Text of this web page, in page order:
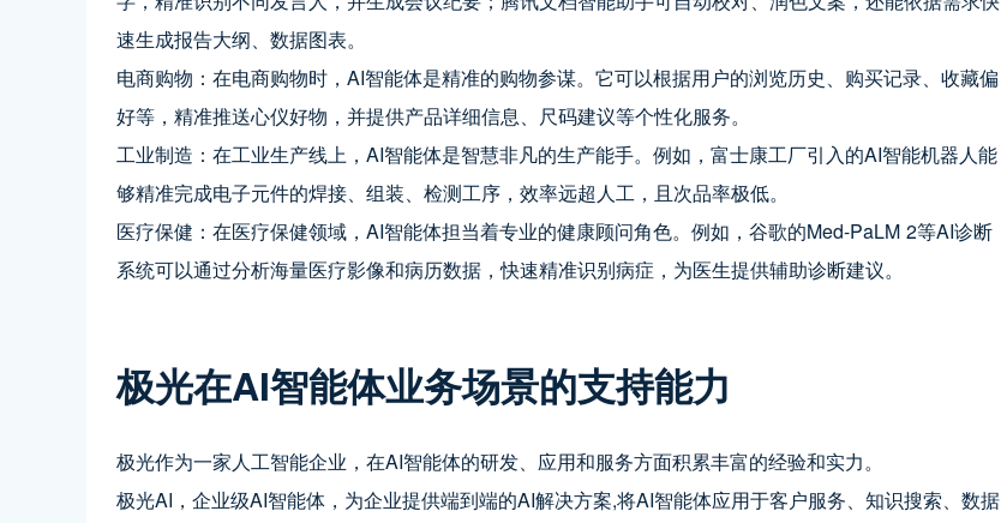
速生成报告大纲、数据图表。
电商购物：在电商购物时，AI智能体是精准的购物参谋。它可以根据用户的浏览历史、购买记录、收藏偏
好等，精准推送心仪好物，并提供产品详细信息、尺码建议等个性化服务。
工业制造：在工业生产线上，AI智能体是智慧非凡的生产能手。例如，富士康工厂引入的AI智能机器人能
够精准完成电子元件的焊接、组装、检测工序，效率远超人工，且次品率极低。
医疗保健：在医疗保健领域，AI智能体担当着专业的健康顾问角色。例如，谷歌的Med-PaLM 2等AI诊断
系统可以通过分析海量医疗影像和病历数据，快速精准识别病症，为医生提供辅助诊断建议。
极光在AI智能体业务场景的支持能力
极光作为一家人工智能企业，在AI智能体的研发、应用和服务方面积累丰富的经验和实力。
极光AI，企业级AI智能体，为企业提供端到端的AI解决方案,将AI智能体应用于客户服务、知识搜索、数据